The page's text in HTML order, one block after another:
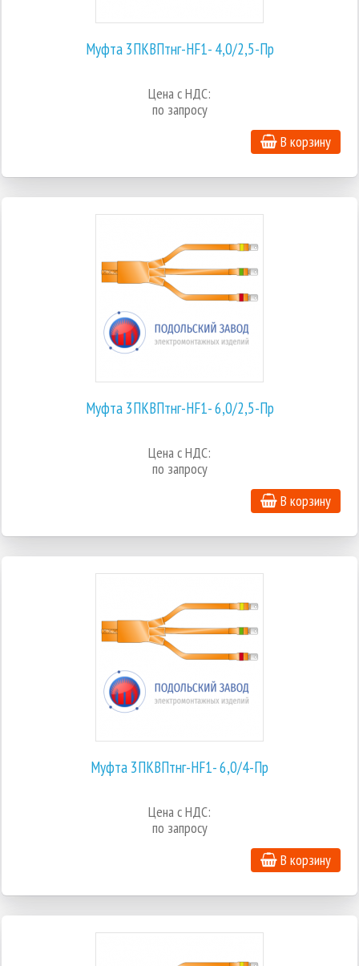
Муфта 3ПКВПтнг-HF1- 4,0/2,5-Пр
Цена с НДС:
по запросу
В корзину
Муфта 3ПКВПтнг-HF1- 6,0/2,5-Пр
Цена с НДС:
по запросу
В корзину
Муфта 3ПКВПтнг-HF1- 6,0/4-Пр
Цена с НДС:
по запросу
В корзину